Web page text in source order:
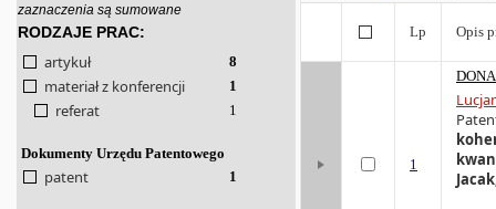
zaznaczenia są sumowane
RODZAJE PRAC:
artykuł 8
materiał z konferencji 1
referat 1
Dokumenty Urzędu Patentowego
patent 1
Lp Opis
1